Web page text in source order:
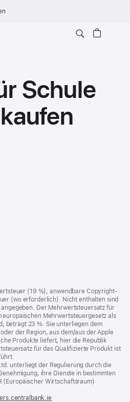
Schule
(19 %), anwendbare Copyright-
(wo erforderlich). Nicht enthalten sind
Der Mehrwertsteuersatz für
Mehrwertsteuergesetz als
beträgt 23 %. Sie unterliegen dem
der Region, aus dem/aus der Apple
Produkte liefert, hier die Republik
für das Qualifizierte Produkt ist
unterliegt der Regulierung durch die
ihre Dienste in bestimmten
(Europäischer Wirtschaftsraum)